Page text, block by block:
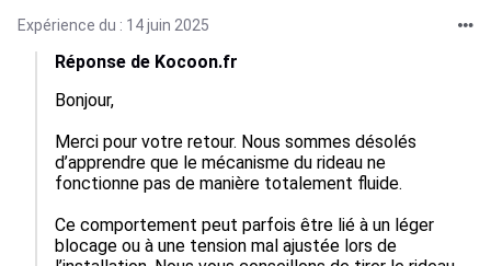
Expérience du : 14 juin 2025
Réponse de Kocoon.fr
Bonjour,
Merci pour votre retour. Nous sommes désolés
d’apprendre que le mécanisme du rideau ne
fonctionne pas de manière totalement fluide.
Ce comportement peut parfois être lié à un léger
blocage ou à une tension mal ajustée lors de